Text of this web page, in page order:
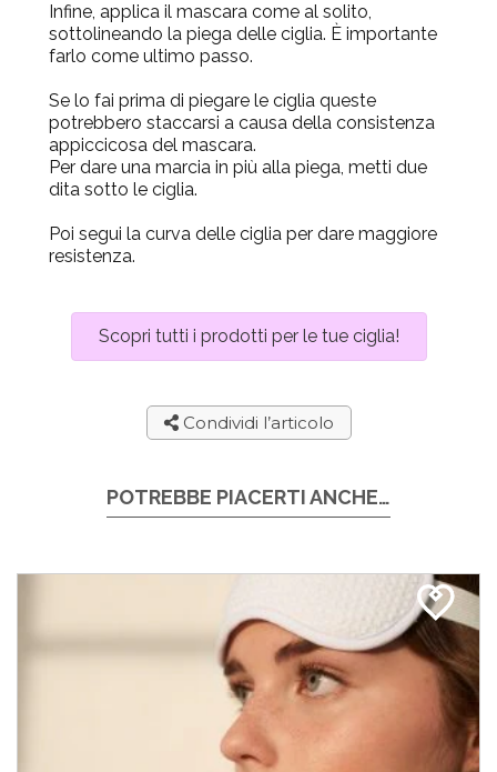
Infine, applica il mascara come al solito,
sottolineando la piega delle ciglia. È importante
farlo come ultimo passo.
Se lo fai prima di piegare le ciglia queste
potrebbero staccarsi a causa della consistenza
appiccicosa del mascara.
Per dare una marcia in più alla piega, metti due
dita sotto le ciglia.
Poi segui la curva delle ciglia per dare maggiore
resistenza.
Scopri tutti i prodotti per le tue ciglia!
Condividi l’articolo
POTREBBE PIACERTI ANCHE…